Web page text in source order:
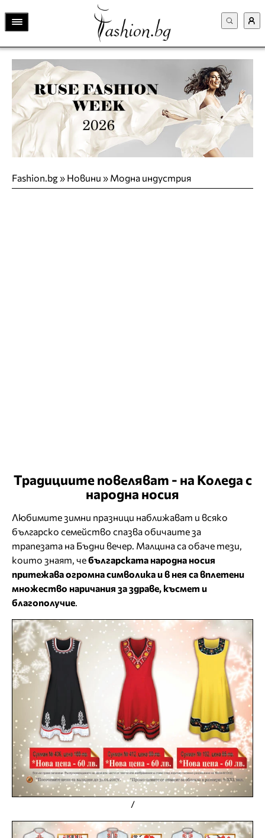
Fashion.bg» Новини » Модна индустрия
Традициите повеляват - на Коледа с
народна носия
Любимите зимни празници наближават и всяко
българско семейство спазва обичаите за
трапезата на Бъдни вечер. Малцина са обаче тези,
които знаят, чебългарската народна носия
притежава огромна символика и в нея са вплетени
множество наричания за здраве, късмет и
благополучие
/